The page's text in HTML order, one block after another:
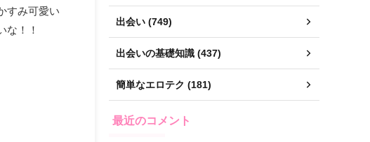
すみ可愛い
な！！
出会い (749)
出会いの基礎知識 (437)
簡単なエロテク (181)
最近のコメント